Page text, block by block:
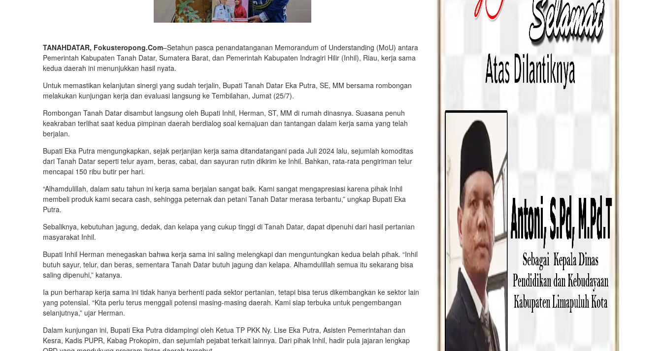
TANAHDATAR, Fokusteropong.Com–Setahun pasca penandatanganan Memorandum of Understanding (MoU) antara
Pemerintah Kabupa­ten Tanah Datar, Sumatera Barat, dan Pemerintah Ka­bupaten Indragiri Hilir (Inhil), Riau, kerja sama
kedua daerah ini menunjukkan hasil nyata.
Untuk memastikan kelanjutan sinergi yang sudah terjalin, Bupati Tanah Datar Eka Putra, SE, MM bersama rombongan
melakukan kunjungan kerja dan evaluasi langsung ke Tembilahan, Jumat (25/7).
Rombongan Tanah Datar disambut langsung oleh Bupati Inhil, Herman, ST, MM di rumah dinasnya. Suasana penuh
keakraban terlihat saat kedua pimpinan daerah berdialog soal kemajuan dan tantangan dalam kerja sama yang telah
berjalan.
Bupati Eka Putra mengungkapkan, sejak perjanjian kerja sama ditandatangani pada Juli 2024 lalu, sejumlah komoditas
dari Tanah Datar seperti telur ayam, beras, cabai, dan sayuran rutin dikirim ke Inhil. Bahkan, rata-rata pengiriman telur
mencapai 150 ribu butir per hari.
“Alhamdulillah, dalam satu tahun ini kerja sama berjalan sangat baik. Kami sangat mengapresiasi karena pihak Inhil
membeli produk kami secara cash, sehingga peternak dan petani Tanah Datar merasa terbantu,” ungkap Bupati Eka
Putra.
Sebaliknya, kebutuhan jagung, dedak, dan kelapa yang cukup tinggi di Tanah Datar, dapat dipenuhi dari hasil pertanian
masyarakat Inhil.
Bupati Inhil Herman menegaskan bahwa kerja sama ini saling melengkapi dan menguntungkan kedua belah pihak. “Inhil
butuh sayur, telur, dan beras, sementara Tanah Datar butuh jagung dan kelapa. Alhamdulillah semua itu sekarang bisa
saling dipenuhi,” katanya.
Ia pun berharap kerja sama ini tidak hanya ber­henti pada sektor pertanian, tetapi bisa terus di­kembangkan ke sektor lain
yang potensial. “Kita per­lu terus menggali potensi masing-masing daerah. Ka­mi siap terbuka untuk pengembangan
selanjutn­ya,” ujar Herman.
Dalam kunjungan ini, Bupati Eka Putra didampingi oleh Ketua TP PKK Ny. Lise Eka Putra, Asisten Pemerintahan dan
Kesra, Kadis PUPR, Kabag Prokopim, dan sejumlah pejabat terkait lainnya. Dari pihak Inhil, hadir pula jajaran lengkap